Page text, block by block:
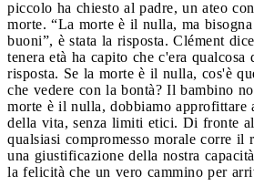
piccolo ha chiesto al padre, un ateo
morte. “La morte è il nulla, ma bisogna
buoni”, è stata la risposta. Clément
tenera età ha capito che c'era qualcosa
risposta. Se la morte è il nulla, cos'è
che vedere con la bontà? Il bambino
morte è il nulla, dobbiamo approfittare
della vita, senza limiti etici. Di fronte
qualsiasi compromesso morale corre il
una giustificazione della nostra
la felicità che un vero cammino per